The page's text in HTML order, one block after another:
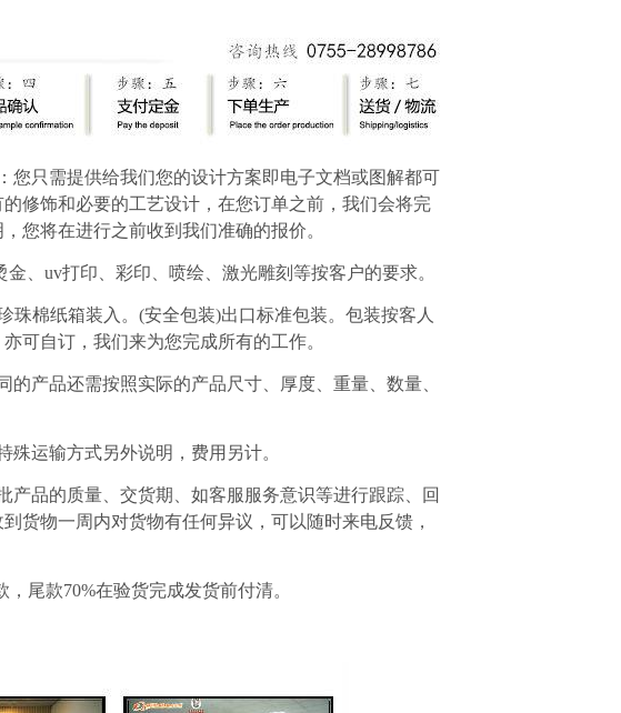
您只需提供给我们您的设计方案即电子文档或图解都可
修饰和必要的工艺设计，在您订单之前，我们会将完
您将在进行之前收到我们准确的报价。
、uv打印、彩印、喷绘、激光雕刻等按客户的要求。
珠棉纸箱装入。(安全包装)出口标准包装。包装按客人
可自订，我们来为您完成所有的工作。
产品还需按照实际的产品尺寸、厚度、重量、数量、
运输方式另外说明，费用另计。
产品的质量、交货期、如客服服务意识等进行跟踪、回
货物一周内对货物有任何异议，可以随时来电反馈，
尾款70%在验货完成发货前付清。